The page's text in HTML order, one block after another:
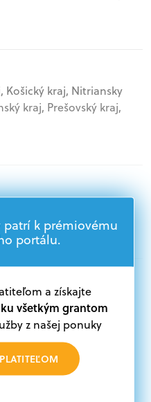
Košický kraj, Nitriansky
kraj, Prešovský kraj,
organizácie
portáli Grantexpert.sk
plánu obnovy a
patrí k prémiovému
portálu.
a získajte
všetkým grantom
z našej ponuky